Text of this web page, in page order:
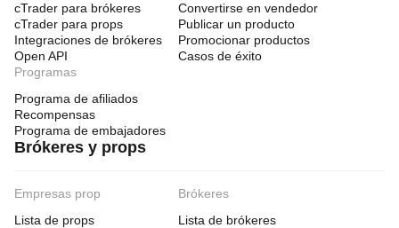
cTrader para brókeres
cTrader para props
Integraciones de brókeres
Open API
Convertirse en vendedor
Publicar un producto
Promocionar productos
Casos de éxito
Programas
Programa de afiliados
Recompensas
Programa de embajadores
Brókeres y props
Empresas prop
Lista de props
Brókeres
Lista de brókeres